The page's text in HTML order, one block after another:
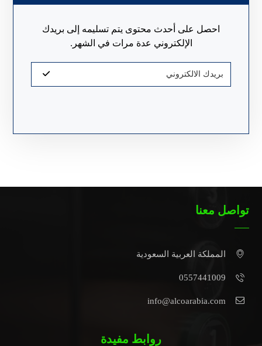
احصل على أحدث محتوى يتم تسليمه إلى بريدك
الإلكتروني عدة مرات في الشهر.
تواصل معنا
المملكة العربية السعودية
0557441009
info@alcoarabia.com
روابط مفيدة